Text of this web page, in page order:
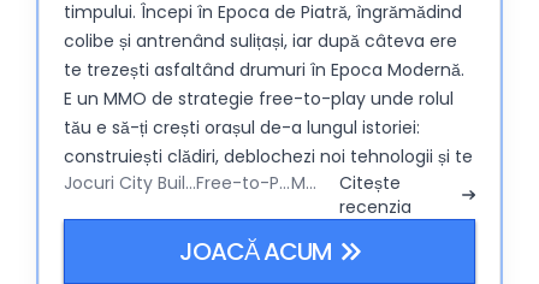
timpului. Începi în Epoca de Piatră, îngrămădind
colibe și antrenând sulițași, iar după câteva ere
te trezești asfaltând drumuri în Epoca Modernă.
E un MMO de strategie free-to-play unde rolul
tău e să-ți crești orașul de-a lungul istoriei:
construiești clădiri, deblochezi noi tehnologii și te
bați pe o hartă hexagonală. Bucle de gameplay?
Simplu ca bună ziua: construiești, aduni,
cucerești, și o iei de la capăt – doar că de
Jocuri City Builder Free-to-Play MMO
Citește
recenzia
JOACĂ ACUM